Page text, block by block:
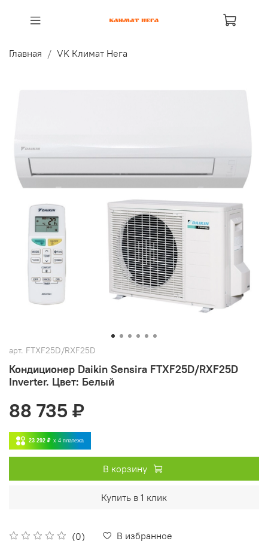
Главная VK Климат Нега
арт. FTXF25D/RXF25D
Кондиционер Daikin Sensira FTXF25D/RXF25D
Inverter. Цвет: Белый
(0)
В избранное
88 735 ₽
23 292 ₽ x 4 платежа
В корзину
Купить в 1 клик